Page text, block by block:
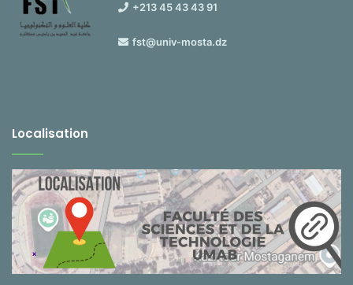
+213 45 43 43 91
fst@univ-mosta.dz
Localisation